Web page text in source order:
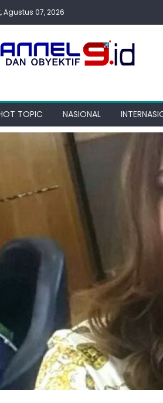
Agustus 07, 2026
TOPIC NASIONAL